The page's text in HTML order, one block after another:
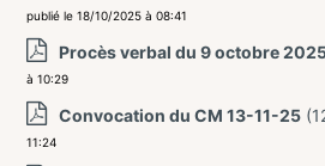
publié le 18/10/2025 à 08:41
Procès verbal du 9 octobre
à 10:29
Convocation du CM 13-11-25
11:24